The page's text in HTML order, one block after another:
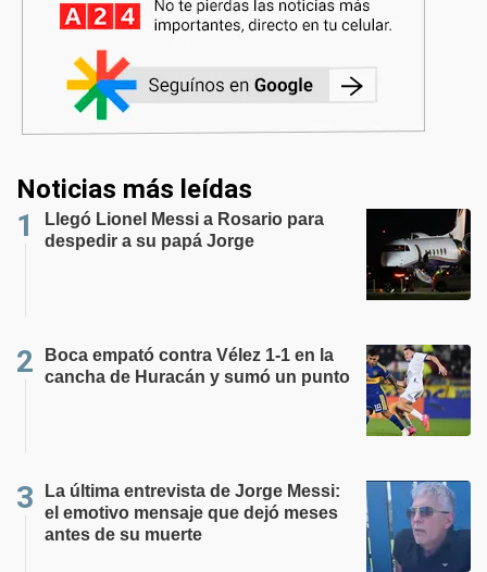
Noticias más leídas
Llegó Lionel Messi a Rosario para
despedir a su papá Jorge
Boca empató contra Vélez 1-1 en la
cancha de Huracán y sumó un punto
La última entrevista de Jorge Messi:
el emotivo mensaje que dejó meses
antes de su muerte